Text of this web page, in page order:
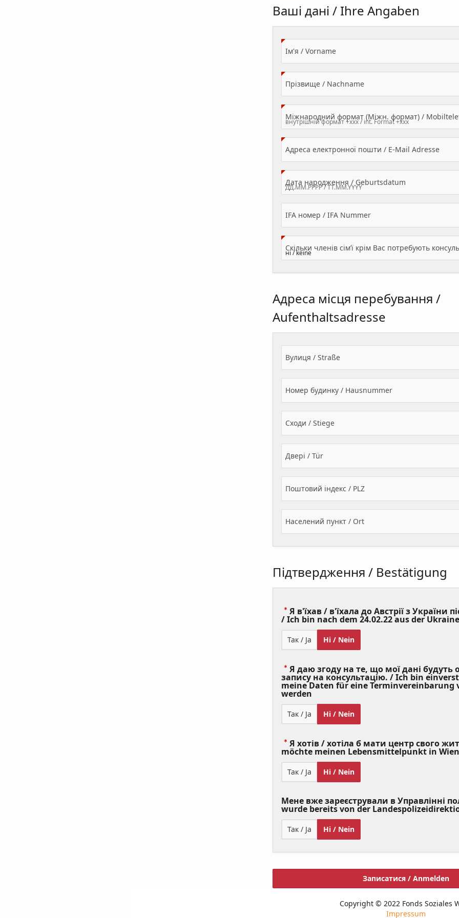
Ваші дані / Ihre Angaben
Ім'я / Vorname(Value Required)
Прізвище / Nachname(Value Required)
Міжнародний формат (Міжн. формат) /
Адреса електронної пошти / E-Mail Adresse
Дата народження / Geburtsdatum
IFA номер / IFA Nummer
Адреса місця перебування /
Aufenthaltsadresse
Вулиця / Straße
Номер будинку / Hausnummer
Сходи / Stiege
Двері / Tür
Поштовий індекс / PLZ
Населений пункт / Ort
Підтвердження / Bestätigung
Я в'їхав / в'їхала до Австрії з України
/ Ich bin nach dem 24.02.22 aus der
Так / Ja Ні / Nein
Я даю згоду на те, що мої дані будуть
запису на консультацію. / Ich bin
meine Daten für eine Terminvereinbarung
werden
Required)
Так / Ja Ні / Nein
Я хотів / хотіла б мати центр свого
möchte meinen Lebensmittelpunkt in
Так / Ja Ні / Nein
Мене вже зареєстрували в Управлінні
wurde bereits von der
Так / Ja Ні / Nein
Записатися / Anmelden
Copyright © 2022 Fonds Soziales
Impressum